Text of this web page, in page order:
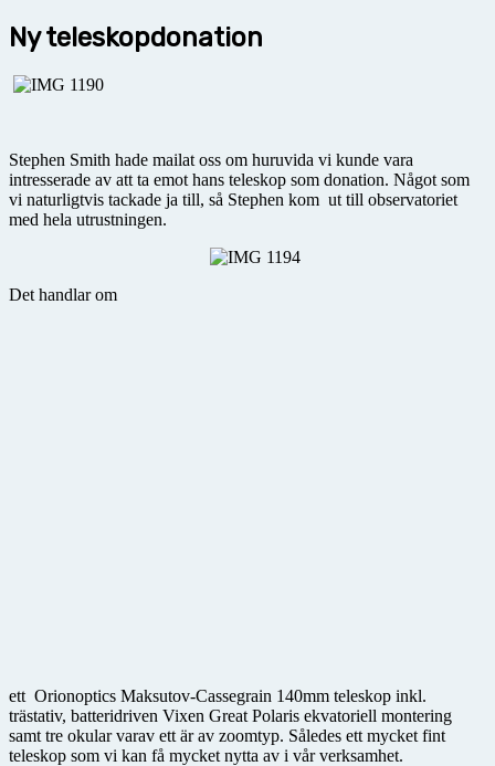
Ny teleskopdonation
Stephen Smith hade mailat oss om huruvida vi kunde vara
intresserade av att ta emot hans teleskop som donation. Något som
vi naturligtvis tackade ja till, så Stephen kom ut till observatoriet
med hela utrustningen.
Det handlar om
ett Orionoptics Maksutov-Cassegrain 140mm teleskop inkl.
trästativ, batteridriven Vixen Great Polaris ekvatoriell montering
samt tre okular varav ett är av zoomtyp. Således ett mycket fint
teleskop som vi kan få mycket nytta av i vår verksamhet.